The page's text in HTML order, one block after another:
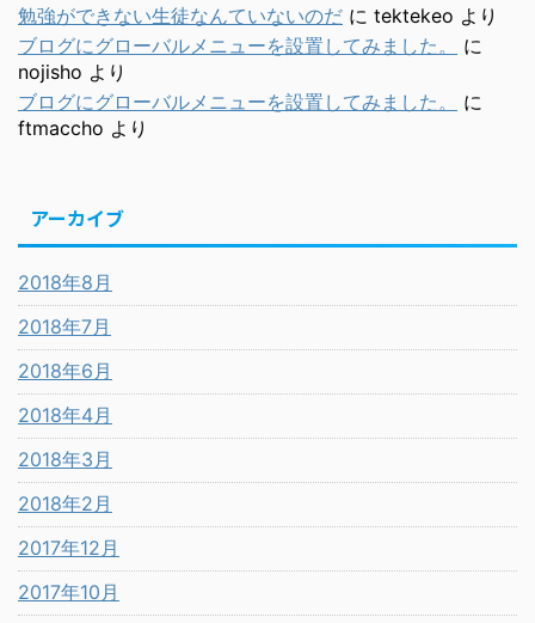
勉強ができない生徒なんていないのだ に tektekeo より
ブログにグローバルメニューを設置してみました。
に
nojisho より
ブログにグローバルメニューを設置してみました。
に
ftmaccho より
アーカイブ
2018年8月
2018年7月
2018年6月
2018年4月
2018年3月
2018年2月
2017年12月
2017年10月